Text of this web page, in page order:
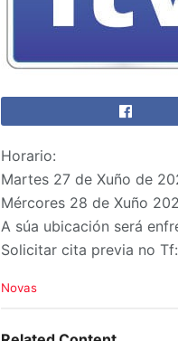
Horario:
Martes 27 de Xuño de
Mércores 28 de Xuño
A súa ubicación será
Solicitar cita previa no
C
e
Novas